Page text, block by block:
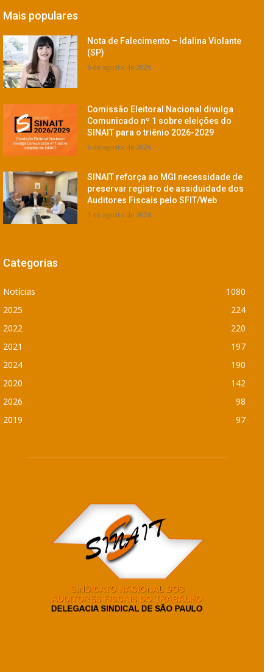
Mais populares
Nota de Falecimento – Idalina Violante
(SP)
6 de agosto de 2026
Comissão Eleitoral Nacional divulga
Comunicado nº 1 sobre eleições do
SINAIT para o triênio 2026-2029
6 de agosto de 2026
SINAIT reforça ao MGI necessidade de
preservar registro de assiduidade dos
Auditores Fiscais pelo SFIT/Web
1 de agosto de 2026
Categorias
Notícias
1080
2025
224
2022
220
2021
197
2024
190
2020
142
2026
98
2019
97